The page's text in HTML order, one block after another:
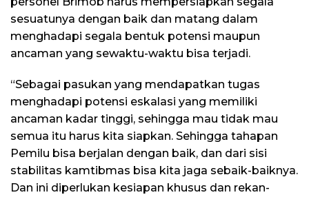
sesuatunya dengan baik dan matang dalam
menghadapi segala bentuk potensi maupun
ancaman yang sewaktu-waktu bisa terjadi.
“Sebagai pasukan yang mendapatkan tugas
menghadapi potensi eskalasi yang memiliki
ancaman kadar tinggi, sehingga mau tidak mau
semua itu harus kita siapkan. Sehingga tahapan
Pemilu bisa berjalan dengan baik, dan dari sisi
stabilitas kamtibmas bisa kita jaga sebaik-baiknya.
Dan ini diperlukan kesiapan khusus dan rekan-